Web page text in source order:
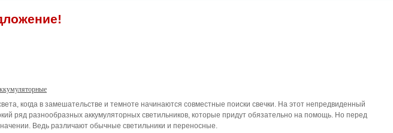
когда в замешательстве и темноте начинаются совместные поиски свечки. На этот непредвиденный
ряд разнообразных аккумуляторных светильников, которые придут обязательно на помощь. Но перед
Ведь различают обычные светильники и переносные.